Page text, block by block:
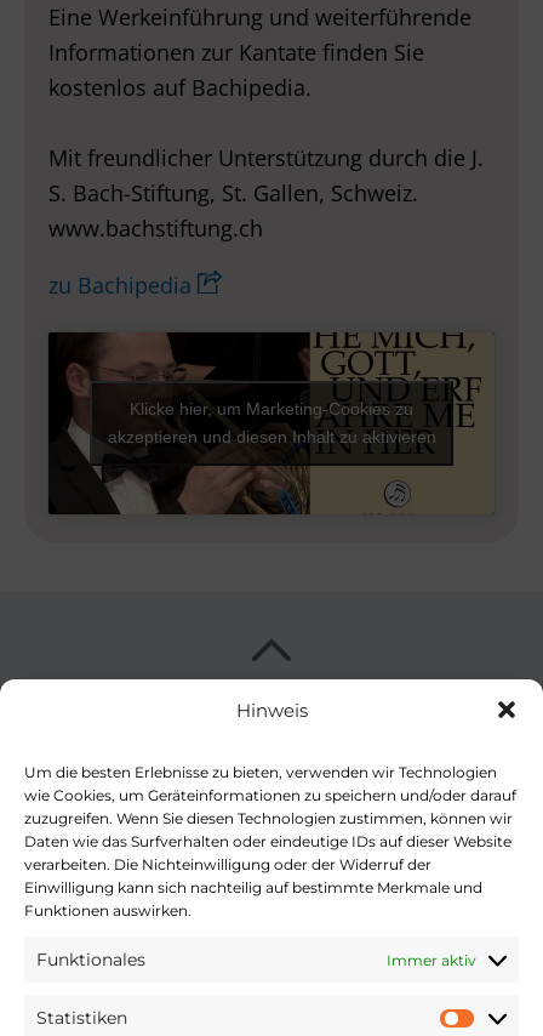
Hinweis
Um die besten Erlebnisse zu bieten, verwenden wir Technologien
wie Cookies, um Geräteinformationen zu speichern und/oder darauf
zuzugreifen. Wenn Sie diesen Technologien zustimmen, können wir
Daten wie das Surfverhalten oder eindeutige IDs auf dieser Website
verarbeiten. Die Nichteinwilligung oder der Widerruf der
Einwilligung kann sich nachteilig auf bestimmte Merkmale und
Funktionen auswirken.
Funktionales Immer aktiv
Statistiken
Klicke hier, um Marketing-Cookies zu
akzeptieren und diesen Inhalt zu aktivieren
Eine Werkeinführung und weiterführende
Informationen zur Kantate finden Sie
kostenlos auf Bachipedia.
Mit freundlicher Unterstützung durch die J.
S. Bach-Stiftung, St. Gallen, Schweiz.
www.bachstiftung.ch
zu Bachipedia
Kirchenjahr evangelisch bietet für alle Feiertage
leicht auffindbar Liturgische Texte, Lieder und
mehr – zum Lesen, Nachschlagen, Hören und
Entdecken. Eine Webseite der Evangelisch-
Lutherischen Kirche in Bayern (ELKB), der
Norddeutschland (Nordkirche) und der
Deutschlands (VELKD).